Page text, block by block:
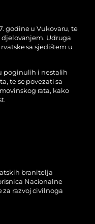
godine u Vukovaru, te
djelovanjem. Udruga
sa sjedištem u
poginulih i nestalih
te se povezati sa
rata, kako
branitelja
Nacionalne
za razvoj civilnoga